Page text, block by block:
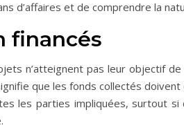
d’affaires et de comprendre la
financés
n’atteignent pas leur objectif
que les fonds collectés
les parties impliquées, surtout